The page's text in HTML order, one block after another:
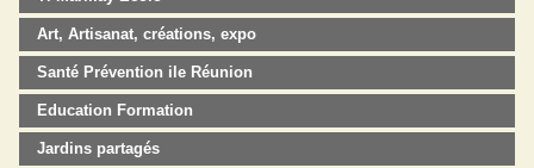
Art, Artisanat, créations, expo
Santé Prévention ile Réunion
Education Formation
Jardins partagés